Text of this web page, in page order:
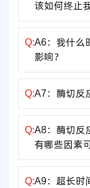
该如何终止
Q:A6：我什么
影响？
Q:A7：酶切反
Q:A8：酶切反
有哪些因素
Q:A9：超长时